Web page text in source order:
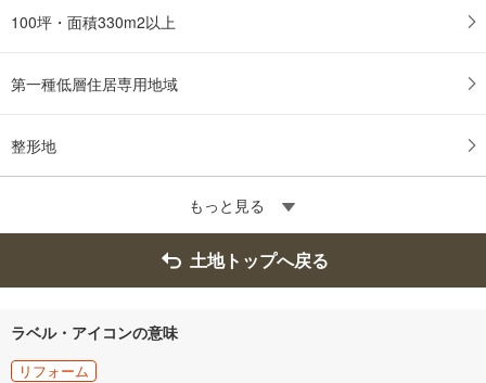
100坪・面積330m2以上
第一種低層住居専用地域
整形地
もっと見る
土地トップへ戻る
ラベル・アイコンの意味
リフォーム